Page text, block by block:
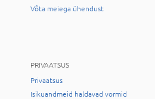
Võta meiega ühendust
PRIVAATSUS
Privaatsus
Isikuandmeid haldavad vormid